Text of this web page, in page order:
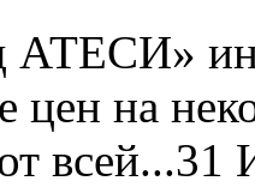
АТЕСИ»
цен на
всей...31